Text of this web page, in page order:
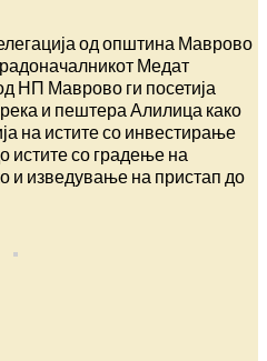
од општина Маврово
Медат
НП Маврово ги посетија
и пештера Алилица како
на истите со инвестирање
истите со градење на
и изведување на пристап до